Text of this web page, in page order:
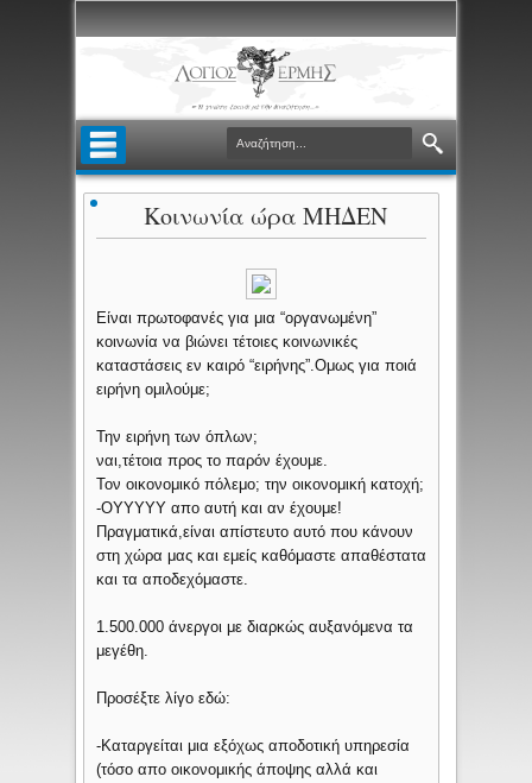
Κοινωνία ώρα ΜΗΔΕΝ
Είναι πρωτοφανές για μια “οργανωμένη”
κοινωνία να βιώνει τέτοιες κοινωνικές
καταστάσεις εν καιρό “ειρήνης”.Ομως για ποιά
ειρήνη ομιλούμε;
Την ειρήνη των όπλων;
ναι,τέτοια προς το παρόν έχουμε.
Τον οικονομικό πόλεμο; την οικονομική κατοχή;
-ΟΥΥΥΥΥ απο αυτή και αν έχουμε!
Πραγματικά,είναι απίστευτο αυτό που κάνουν
στη χώρα μας και εμείς καθόμαστε απαθέστατα
και τα αποδεχόμαστε.
1.500.000 άνεργοι με διαρκώς αυξανόμενα τα
μεγέθη.
Προσέξτε λίγο εδώ:
-Καταργείται μια εξόχως αποδοτική υπηρεσία
(τόσο απο οικονομικής άποψης αλλά και